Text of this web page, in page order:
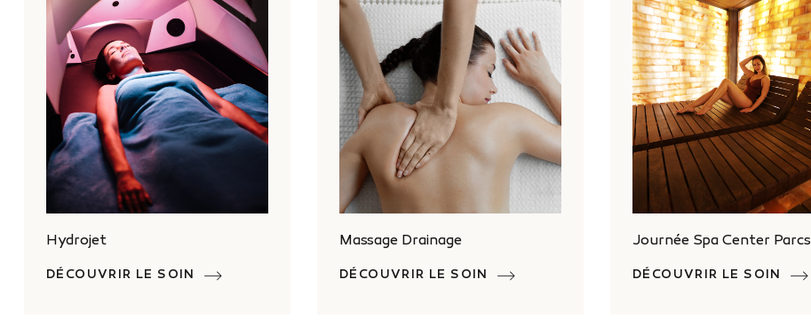
Hydrojet
DÉCOUVRIR LE SOIN
Massage Drainage
DÉCOUVRIR LE SOIN
Journée Spa Center Parcs
DÉCOUVRIR LE SOIN